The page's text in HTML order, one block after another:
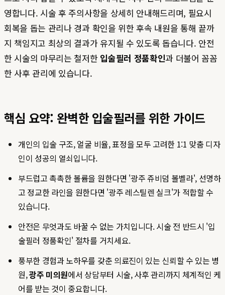
영합니다. 시술 후 주의사항을 상세히 안내해드리며, 필요시
회복을 돕는 관리나 경과 확인을 위한 후속 내원을 통해 끝까
지 책임지고 최상의 결과가 유지될 수 있도록 돕습니다. 안전
한 시술의 마무리는 철저한 입술필러 정품확인과 더불어 꼼꼼
한 사후 관리에 있습니다.
핵심 요약: 완벽한 입술필러를 위한 가이드
개인의 입술 구조, 얼굴 비율, 표정을 모두 고려한 1:1 맞춤 디자
인이 성공의 열쇠입니다.
부드럽고 촉촉한 볼륨을 원한다면 '광주 쥬비덤 볼벨라', 선명하
고 정교한 라인을 원한다면 '광주 레스틸렌 실크'가 적합할 수
있습니다.
안전은 무엇과도 바꿀 수 없는 가치입니다. 시술 전 반드시 '입
술필러 정품확인' 절차를 거치세요.
풍부한 경험과 노하우를 갖춘 의료진이 있는 신뢰할 수 있는 병
원,광주 미의원에서 상담부터 시술, 사후 관리까지 체계적인 케
어를 받는 것이 중요합니다.